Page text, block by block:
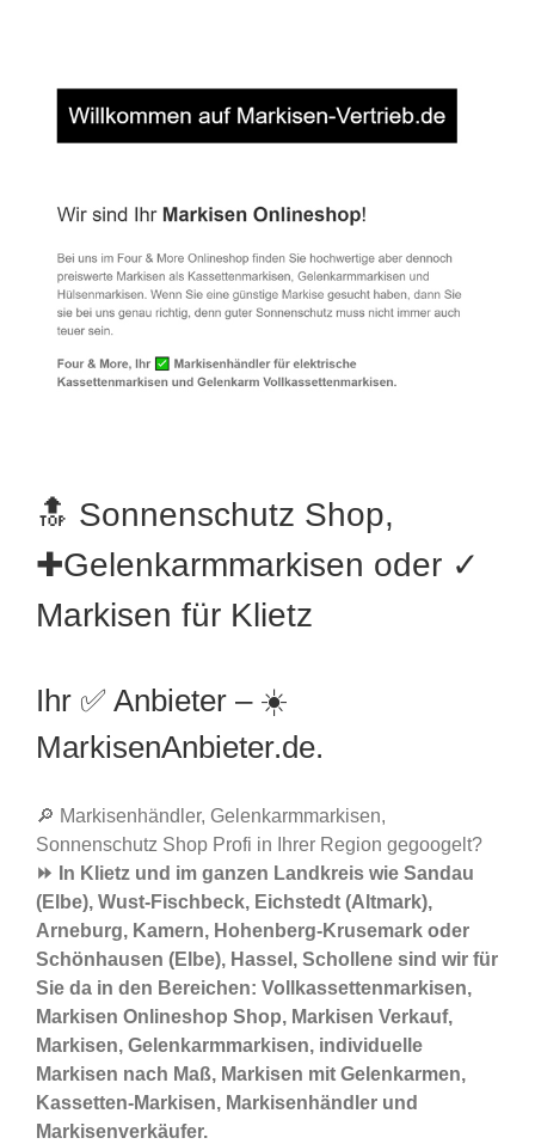
🔝 Sonnenschutz Shop,
✚Gelenkarmmarkisen oder ✓
Markisen für Klietz
Ihr ✅ Anbieter – ☀️
MarkisenAnbieter.de.
🔎 Markisenhändler, Gelenkarmmarkisen,
Sonnenschutz Shop Profi in Ihrer Region gegoogelt?
⏩ In Klietz und im ganzen Landkreis wie Sandau
(Elbe), Wust-Fischbeck, Eichstedt (Altmark),
Arneburg, Kamern, Hohenberg-Krusemark oder
Schönhausen (Elbe), Hassel, Schollene sind wir für
Sie da in den Bereichen: Vollkassettenmarkisen,
Markisen Onlineshop Shop, Markisen Verkauf,
Markisen, Gelenkarmmarkisen, individuelle
Markisen nach Maß, Markisen mit Gelenkarmen,
Kassetten-Markisen, Markisenhändler und
Markisenverkäufer.